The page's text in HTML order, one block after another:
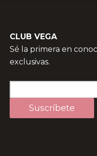
CLUB VEGA
Sé la primera en
exclusivas.